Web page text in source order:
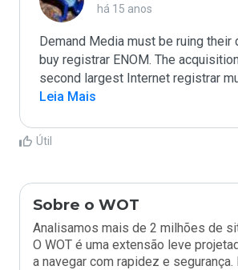
há 15 anos
Demand Media must be ruing their
buy registrar ENOM. The
second largest Internet registrar
Leia Mais
Útil
Sobre o WOT
Analisamos mais de 2 milhões de
O WOT é uma extensão leve
a navegar com rapidez e segurança.